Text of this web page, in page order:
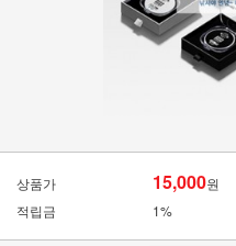
상품가 15,000원
적립금
1%